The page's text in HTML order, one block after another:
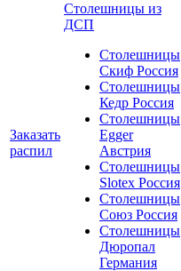
Заказать
распил
Столешницы из
ДСП
Столешницы
Скиф Россия
Столешницы
Кедр Россия
Столешницы
Egger
Австрия
Столешницы
Slotex Россия
Столешницы
Союз Россия
Столешницы
Дюропал
Германия